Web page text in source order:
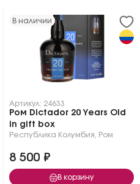
В наличии
Артикул: 24633
Ром Dictador 20 Years Old
in gift box
Республика Колумбия Ром
8 500 ₽
В корзину